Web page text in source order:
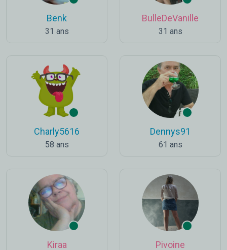
Benk
31 ans
BulleDeVanille
31 ans
Charly5616
58 ans
Dennys91
61 ans
Kiraa Pivoine